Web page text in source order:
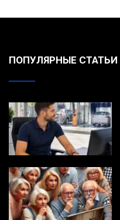
ПОПУЛЯРНЫЕ СТАТЬИ